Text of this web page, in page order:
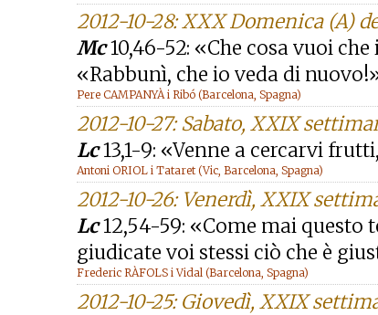
2012-10-28: XXX Domenica (A)
Mc10,46-52: «Che cosa vuoi
«Rabbunì, che io veda di
Pere CAMPANYÀ i Ribó (Barcelona, Spagna)
2012-10-27: Sabato, XXIX
Lc13,1-9: «Venne a cercarvi
Antoni ORIOL i Tataret (Vic, Barcelona, Spagna)
2012-10-26: Venerdì, XXIX
Lc12,54-59: «Come mai questo
giudicate voi stessi ciò che è
Frederic RÀFOLS i Vidal (Barcelona, Spagna)
2012-10-25: Giovedì, XXIX